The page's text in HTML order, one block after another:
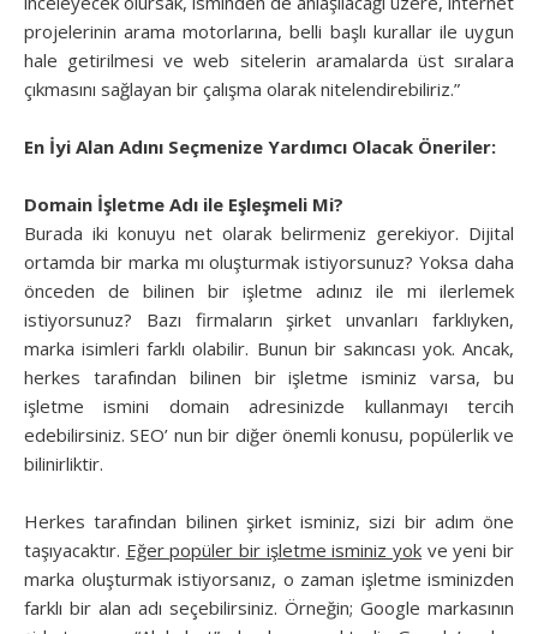
projelerinin arama motorlarına, belli başlı kurallar ile uygun
hale getirilmesi ve web sitelerin aramalarda üst sıralara
çıkmasını sağlayan bir çalışma olarak nitelendirebiliriz.”
En İyi Alan Adını Seçmenize Yardımcı Olacak Öneriler:
Domain İşletme Adı ile Eşleşmeli Mi?
Burada iki konuyu net olarak belirmeniz gerekiyor. Dijital
ortamda bir marka mı oluşturmak istiyorsunuz? Yoksa daha
önceden de bilinen bir işletme adınız ile mi ilerlemek
istiyorsunuz? Bazı firmaların şirket unvanları farklıyken,
marka isimleri farklı olabilir. Bunun bir sakıncası yok. Ancak,
herkes tarafından bilinen bir işletme isminiz varsa, bu
işletme ismini domain adresinizde kullanmayı tercih
edebilirsiniz. SEO’ nun bir diğer önemli konusu, popülerlik ve
bilinirliktir.
Herkes tarafından bilinen şirket isminiz, sizi bir adım öne
taşıyacaktır. Eğer popüler bir işletme isminiz yok ve yeni bir
marka oluşturmak istiyorsanız, o zaman işletme isminizden
farklı bir alan adı seçebilirsiniz. Örneğin; Google markasının